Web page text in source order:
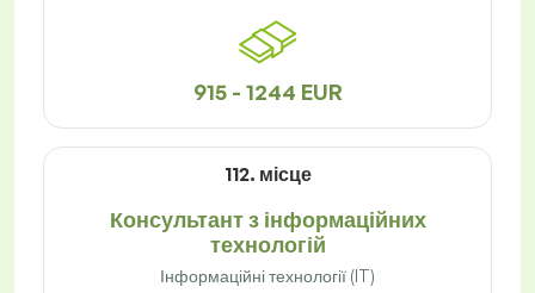
915 - 1244 EUR
112. місце
Консультант з інформаційних
технологій
Інформаційні технології (IT)